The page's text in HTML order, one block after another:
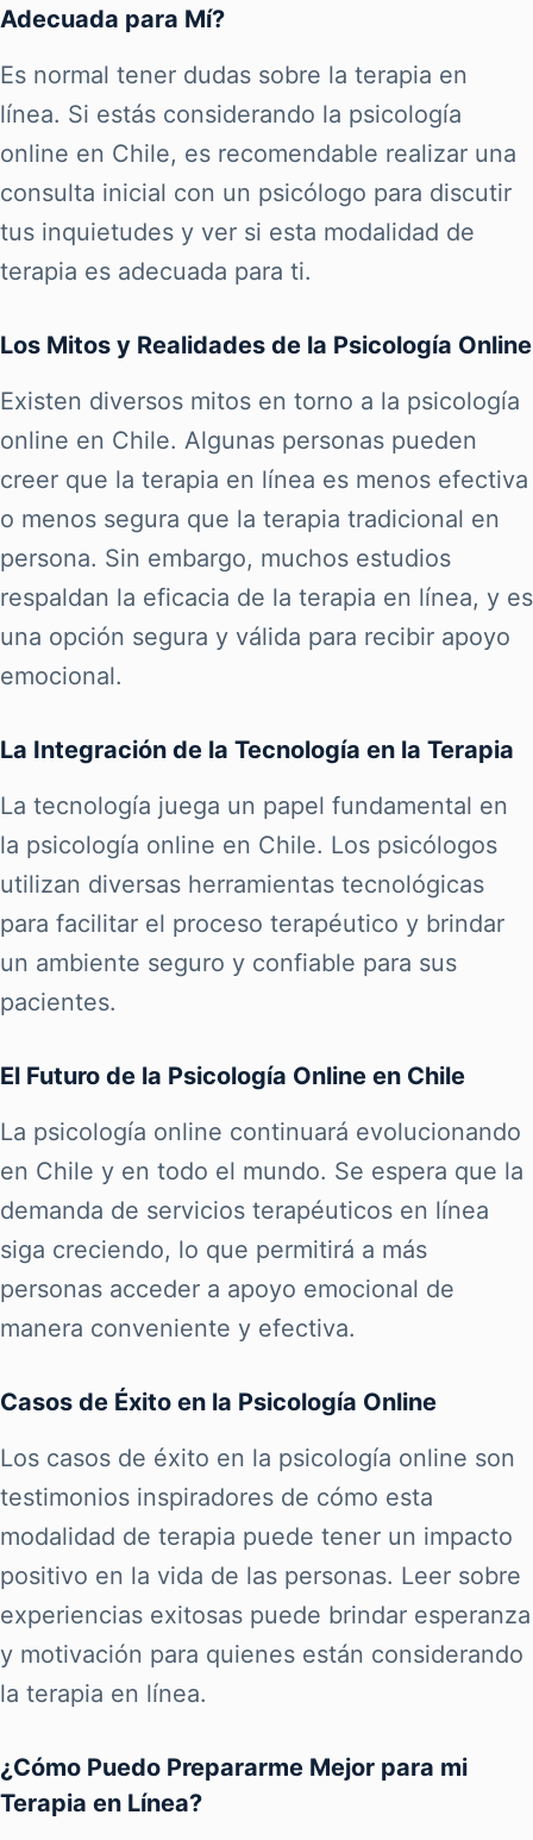
Adecuada para Mí?
Es normal tener dudas sobre la terapia en
línea. Si estás considerando la psicología
online en Chile, es recomendable realizar una
consulta inicial con un psicólogo para discutir
tus inquietudes y ver si esta modalidad de
terapia es adecuada para ti.
Los Mitos y Realidades de la Psicología Online
Existen diversos mitos en torno a la psicología
online en Chile. Algunas personas pueden
creer que la terapia en línea es menos efectiva
o menos segura que la terapia tradicional en
persona. Sin embargo, muchos estudios
respaldan la eficacia de la terapia en línea, y es
una opción segura y válida para recibir apoyo
emocional.
La Integración de la Tecnología en la Terapia
La tecnología juega un papel fundamental en
la psicología online en Chile. Los psicólogos
utilizan diversas herramientas tecnológicas
para facilitar el proceso terapéutico y brindar
un ambiente seguro y confiable para sus
pacientes.
El Futuro de la Psicología Online en Chile
La psicología online continuará evolucionando
en Chile y en todo el mundo. Se espera que la
demanda de servicios terapéuticos en línea
siga creciendo, lo que permitirá a más
personas acceder a apoyo emocional de
manera conveniente y efectiva.
Casos de Éxito en la Psicología Online
Los casos de éxito en la psicología online son
testimonios inspiradores de cómo esta
modalidad de terapia puede tener un impacto
positivo en la vida de las personas. Leer sobre
experiencias exitosas puede brindar esperanza
y motivación para quienes están considerando
la terapia en línea.
¿Cómo Puedo Prepararme Mejor para mi
Terapia en Línea?